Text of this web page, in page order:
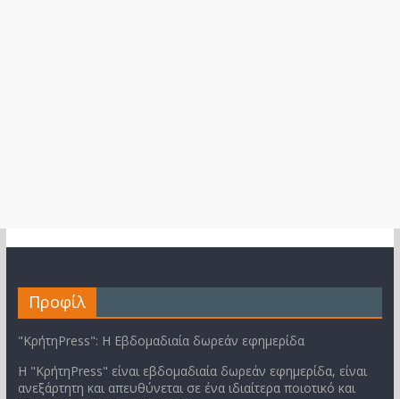
Προφίλ
"ΚρήτηPress": Η Εβδομαδιαία δωρεάν εφημερίδα
Η "ΚρήτηPress" είναι εβδομαδιαία δωρεάν εφημερίδα, είναι
ανεξάρτητη και απευθύνεται σε ένα ιδιαίτερα ποιοτικό και